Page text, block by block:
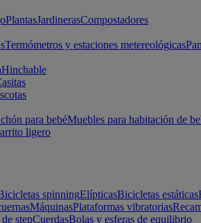
PlantasJardinerasCompostadores
Termómetros y estaciones metereológicas
Hinchable
para bebéMuebles para habitación de
ligero
spinningElípticasBicicletas estáticas
MáquinasPlataformas vibratorias
stepCuerdasBolas y esferas de equilibrio